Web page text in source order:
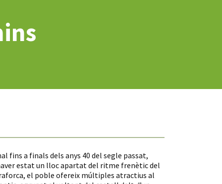
fins a finals dels anys 40 del segle passat,
estat un lloc apartat del ritme frenètic del
el poble ofereix múltiples atractius al